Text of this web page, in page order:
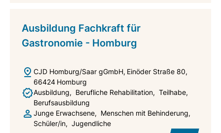
Ausbildung Fachkraft für
Gastronomie - Homburg
CJD Homburg/Saar gGmbH Einöder Straße 80
66424 Homburg
Ausbildung
Berufliche Rehabilitation
Teilhabe
Berufsausbildung
Junge Erwachsene
Menschen mit Behinderung
Schüler/in
Jugendliche